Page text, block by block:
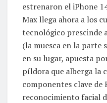
estrenaron el iPhone
Max llega ahora a los
tecnológico prescinde
(la muesca en la parte
en su lugar, apuesta
píldora que alberga la
componentes clave de
reconocimiento facial